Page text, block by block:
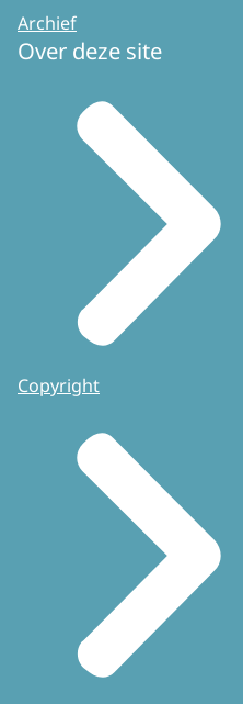
Archief
Over deze site
Copyright